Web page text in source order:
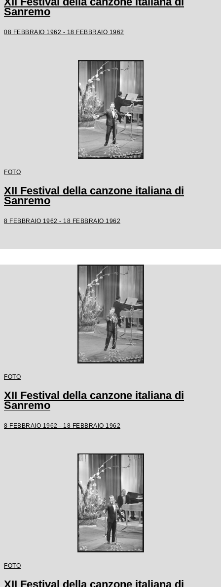
Sanremo
08 FEBBRAIO 1962 - 18 FEBBRAIO 1962
FOTO
XII Festival della canzone italiana di
Sanremo
8 FEBBRAIO 1962 - 18 FEBBRAIO 1962
FOTO
XII Festival della canzone italiana di
Sanremo
8 FEBBRAIO 1962 - 18 FEBBRAIO 1962
FOTO
XII Festival della canzone italiana di